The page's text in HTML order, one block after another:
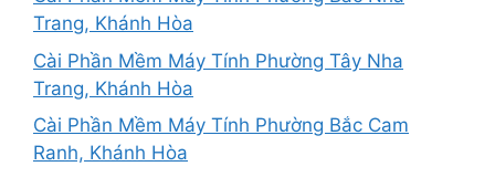
Trang, Khánh Hòa
Cài Phần Mềm Máy Tính Phường Tây Nha
Trang, Khánh Hòa
Cài Phần Mềm Máy Tính Phường Bắc Cam
Ranh, Khánh Hòa